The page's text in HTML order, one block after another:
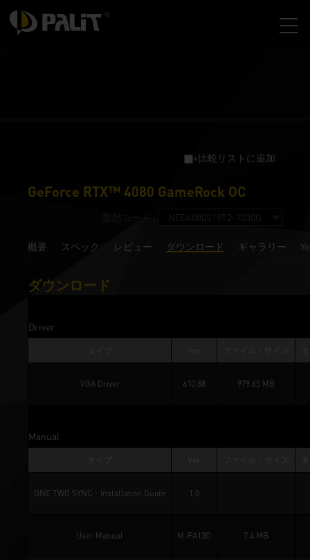
+比較リストに追加
GeForce RTX™ 4080 GameRock OC
概要 スペック レビュー ダウンロード ギャラリー
ダウンロード
Driver
VGA Driver 610.88 979.65 MB
Manual
ONE TWO SYNC - Installation Guide 1.0
User Manual M-PA13D 7.4 MB